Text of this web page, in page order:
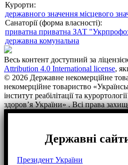
Курорти:
державного значення місцевого
Санаторії (форма власності):
приватна приватна ЗАТ
державна комунальна
Весь контент доступний за
Attribution 4.0 International license,
© 2026 Державне некомерційне
некомерційне товариство
інститут реабілітації та
здоров’я України» . Всі права
Державні
Президент України